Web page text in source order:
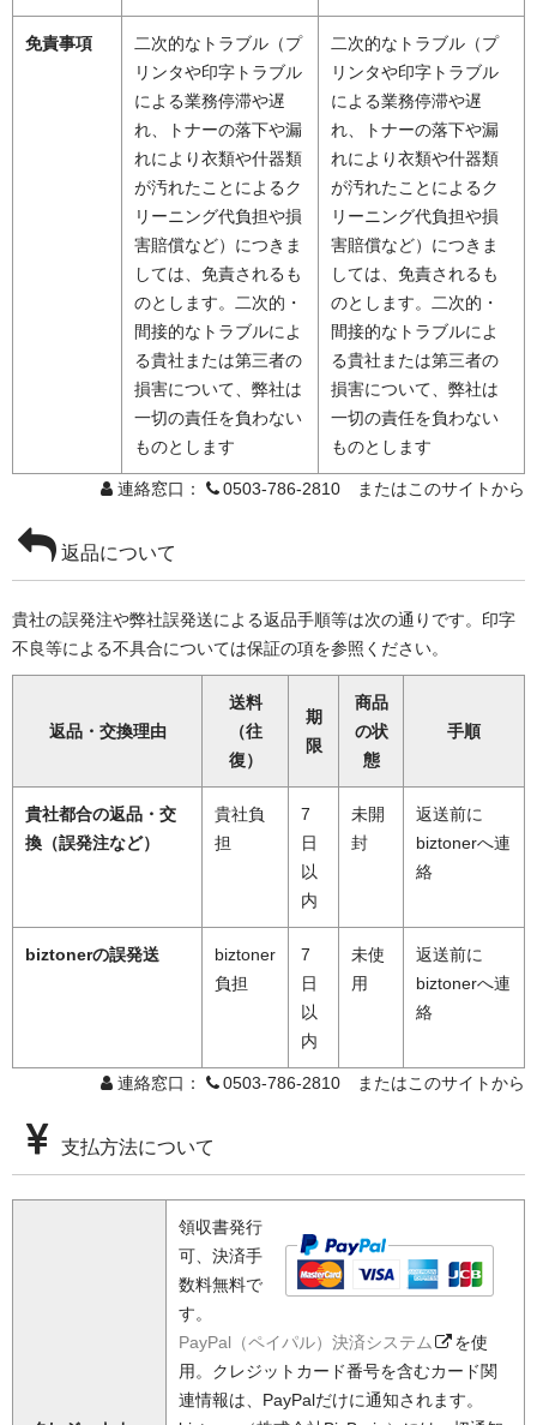
免責事項
二次的なトラブル（プ
リンタや印字トラブル
による業務停滞や遅
れ、トナーの落下や漏
れにより衣類や什器類
が汚れたことによるク
リーニング代負担や損
害賠償など）につきま
しては、免責されるも
のとします。二次的・
間接的なトラブルによ
る貴社または第三者の
損害について、弊社は
一切の責任を負わない
ものとします
二次的なトラブル（プ
リンタや印字トラブル
による業務停滞や遅
れ、トナーの落下や漏
れにより衣類や什器類
が汚れたことによるク
リーニング代負担や損
害賠償など）につきま
しては、免責されるも
のとします。二次的・
間接的なトラブルによ
る貴社または第三者の
損害について、弊社は
一切の責任を負わない
ものとします
連絡窓口： 0503-786-2810 またはこのサイトから
返品について
貴社の誤発注や弊社誤発送による返品手順等は次の通りです。印字
不良等による不具合については保証の項を参照ください。
返品・交換理由
送料
（往
復）
期
限
商品
の状
態
手順
貴社都合の返品・交
換（誤発注など）
貴社負
担
7
日
以
内
未開
封
返送前に
biztonerへ連
絡
biztonerの誤発送
biztoner
負担
7
日
以
内
未使
用
返送前に
biztonerへ連
絡
連絡窓口： 0503-786-2810 またはこのサイトから
支払方法について
領収書発行
可、決済手
数料無料で
す。
PayPal（ペイパル）決済システム
を使
用。クレジットカード番号を含むカード関
連情報は、PayPalだけに通知されます。